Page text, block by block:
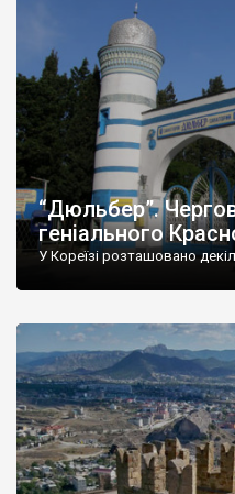
“Дюльбер”.
геніального
У Кореїзі розташовано